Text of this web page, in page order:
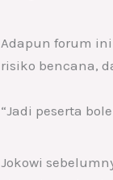
Adapun forum
risiko bencana,
“Jadi peserta
Jokowi